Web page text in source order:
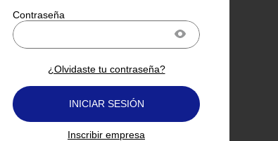
¿Olvidaste tu contraseña?
INICIAR SESIÓN
Inscribir empresa
de iluminación
espacios
Con una
ofrece una
tiendas y
ultra delgado
en plafones
Gracias a su
un bajo consumo
útil. Perfecto para
de electricidad